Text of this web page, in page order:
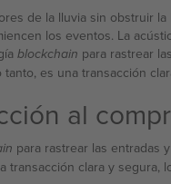
de la lluvia sin obstruir
los eventos. La
blockchain para rastrear
es una transacción
al
para rastrear las entradas
clara y segura,